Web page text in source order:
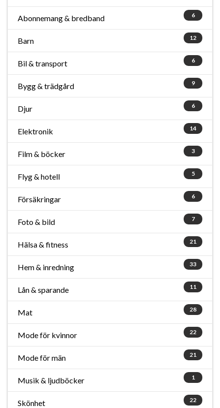
6
Abonnemang & bredband
12
Barn
6
Bil & transport
9
Bygg & trädgård
6
Djur
14
Elektronik
3
Film & böcker
5
Flyg & hotell
6
Försäkringar
7
Foto & bild
21
Hälsa & fitness
33
Hem & inredning
11
Lån & sparande
28
Mat
22
Mode för kvinnor
21
Mode för män
1
Musik & ljudböcker
22
Skönhet